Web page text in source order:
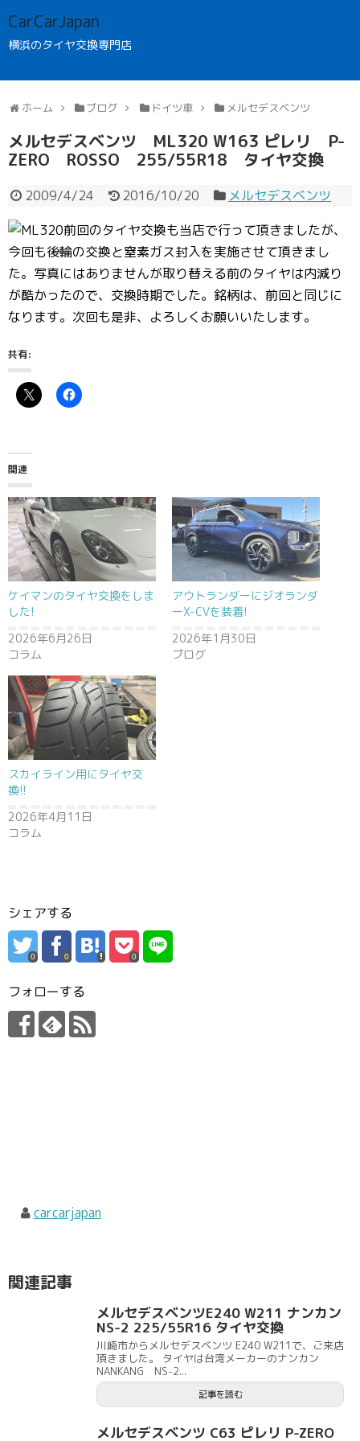
CarCarJapan
横浜のタイヤ交換専門店
ホーム ブログ ドイツ車 メルセデスベンツ
メルセデスベンツ ML320 W163 ピレリ P-
ZERO ROSSO 255/55R18 タイヤ交換
2009/4/24 2016/10/20
メルセデスベンツ
前回のタイヤ交換も当店で行って頂きましたが、
今回も後輪の交換と窒素ガス封入を実施させて頂きまし
た。写真にはありませんが取り替える前のタイヤは内減り
が酷かったので、交換時期でした。銘柄は、前回と同じに
なります。次回も是非、よろしくお願いいたします。
共有:
関連
ケイマンのタイヤ交換をしま
した!
2026年6月26日
コラム
アウトランダーにジオランダ
ーX-CVを装着!
2026年1月30日
ブログ
スカイライン用にタイヤ交
換!!
2026年4月11日
コラム
シェアする
0 0 0
フォローする
carcarjapan
関連記事
メルセデスベンツE240 W211 ナンカン
NS-2 225/55R16 タイヤ交換
川崎市からメルセデスベンツ E240 W211で、ご来店
頂きました。 タイヤは台湾メーカーのナンカン
NANKANG NS-2...
記事を読む
メルセデスベンツ C63 ピレリ P-ZERO